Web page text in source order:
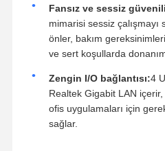
Fansız ve sessiz
mimarisi sessiz
önler, bakım
ve sert koşullarda
Zengin I/O bağlantısı:4
Realtek Gigabit LAN
ofis uygulamaları için
sağlar.